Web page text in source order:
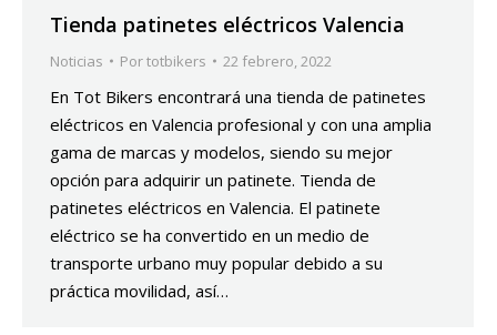
Tienda patinetes eléctricos Valencia
Noticias Portotbikers 22 febrero, 2022
En Tot Bikers encontrará una tienda de patinetes
eléctricos en Valencia profesional y con una amplia
gama de marcas y modelos, siendo su mejor
opción para adquirir un patinete. Tienda de
patinetes eléctricos en Valencia. El patinete
eléctrico se ha convertido en un medio de
transporte urbano muy popular debido a su
práctica movilidad, así…